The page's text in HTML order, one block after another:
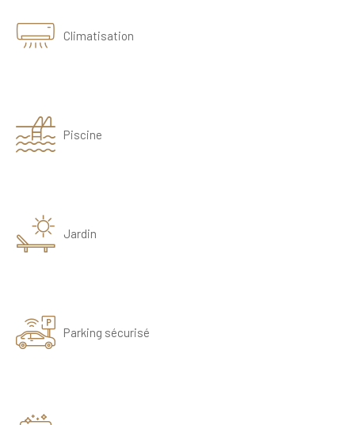
Climatisation
Piscine
Jardin
Parking sécurisé